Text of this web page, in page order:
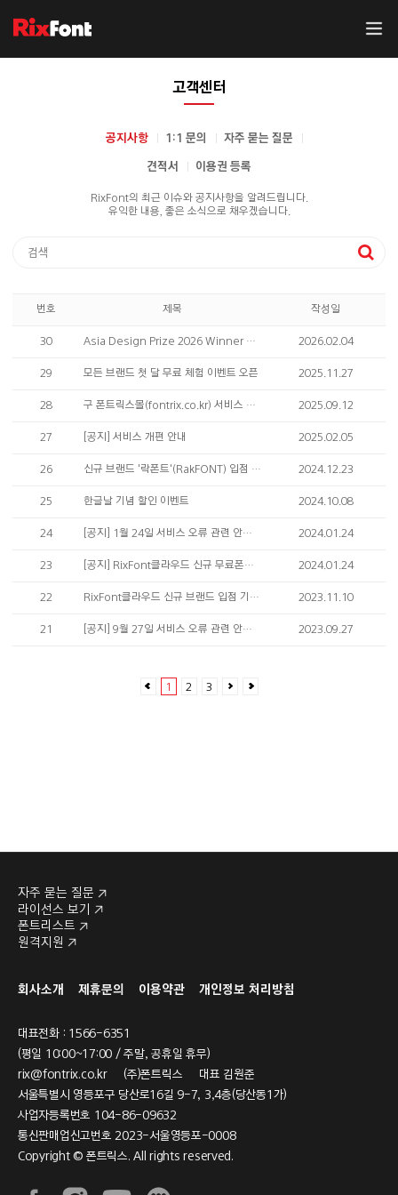
고객센터
공지사항 1:1 문의 자주 묻는 질문
견적서 이용권 등록
RixFont의 최근 이슈와 공지사항을 알려드립니다.
유익한 내용, 좋은 소식으로 채우겠습니다.
번호 제목 작성일
30 Asia Design Prize 2026 Winner 수상 소식 안내 2026.02.04
29 모든 브랜드 첫 달 무료 체험 이벤트 오픈 2025.11.27
28 구 폰트릭스몰(fontrix.co.kr) 서비스 지원 종료 안내 2025.09.12
27 [공지] 서비스 개편 안내 2025.02.05
26 신규 브랜드 '락폰트'(RakFONT) 입점 기념 체험 이벤트 2024.12.23
25 한글날 기념 할인 이벤트 2024.10.08
24 [공지] 1월 24일 서비스 오류 관련 안내 드립니다. 2024.01.24
23 [공지] RixFont클라우드 신규 무료폰트 추가 안내 2024.01.24
22 RixFont클라우드 신규 브랜드 입점 기념 브랜드 페스티벌 2023.11.10
21 [공지] 9월 27일 서비스 오류 관련 안내 드립니다. 2023.09.27
1 2 3
자주 묻는 질문
라이선스 보기
폰트리스트
원격지원
회사소개 제휴문의 이용약관 개인정보 처리방침
대표전화 : 1566-6351
(평일 10:00~17:00 / 주말, 공휴일 휴무)
rix@fontrix.co.kr(주)폰트릭스 대표 김원준
서울특별시 영등포구 당산로16길 9-7, 3,4층(당산동1가)
사업자등록번호 104-86-09632
통신판매업신고번호 2023-서울영등포-0008
Copyright © 폰트릭스. All rights reserved.